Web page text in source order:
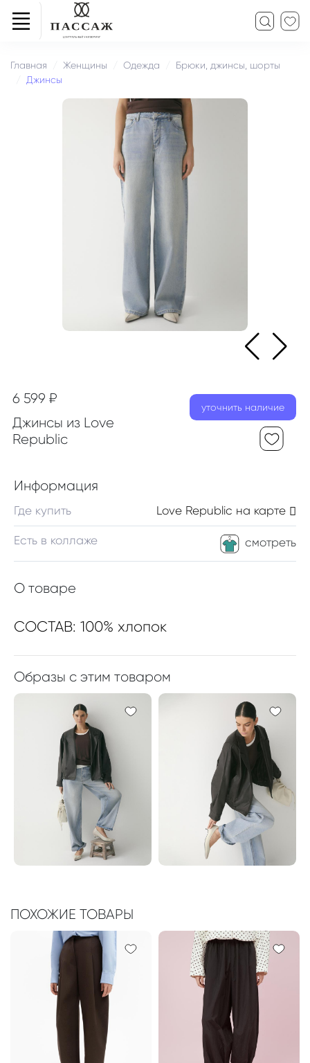
Главная Женщины Одежда
Брюки, джинсы, шорты
Джинсы
6 599 ₽
Джинсы из Love
Republic
уточнить наличие
Информация
Love Republic на карте
Где купить
смотреть
Есть в коллаже
О товаре
СОСТАВ: 100% хлопок
Образы с этим товаром
ПОХОЖИЕ ТОВАРЫ